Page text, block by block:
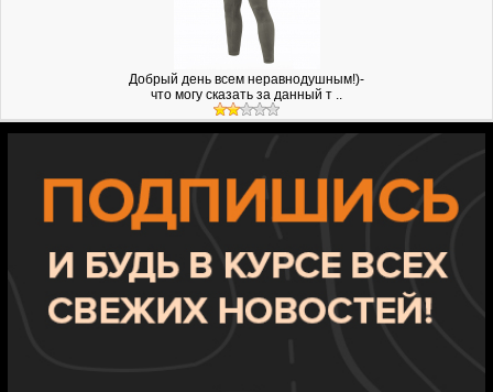
Добрый день всем неравнодушным!)-
что могу сказать за данный т ..